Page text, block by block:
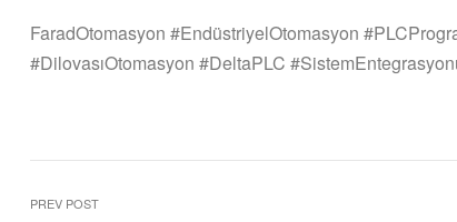
FaradOtomasyon #EndüstriyelOtomasyon
#DilovasıOtomasyon #DeltaPLC
PREV POST